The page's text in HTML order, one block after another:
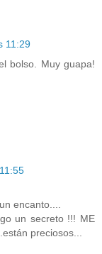
11:29
bolso. Muy guapa!
encanto....
un secreto !!! ME
preciosos...